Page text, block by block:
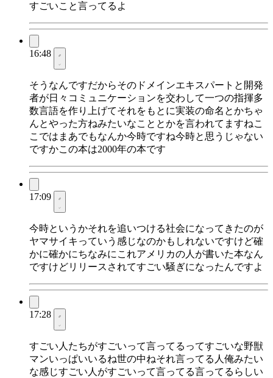
すごいこと言ってるよ
16:48
そうなんですだからそのドメインエキスパートと開発
者が日々コミュニケーションを交わして一つの指揮多
数言語を作り上げてそれをもとに実装の命名とかちゃ
んとやった方ねみたいなこととかを言われてますねこ
こではまあでもなんか今時ですね今時と思うじゃない
ですかこの本は2000年の本です
17:09
今時というかそれを追いつける社会になってきたのが
ヤマサイキっていう感じなのかもしれないですけど確
かに確かにちなみにこれアメリカの人が書いた本なん
ですけどリリースされてすごい騒ぎになったんですよ
17:28
すごい人たちがすごいって言ってるってすごいな野獣
マンいっぱいいるね世の中ねそれ言ってる人俺みたい
な感じすごい人がすごいって言ってる言ってるらしい